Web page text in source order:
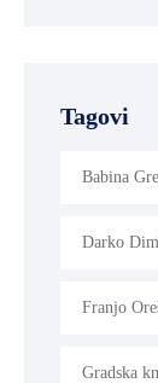
Tagovi
Babina
Darko
Franjo
Gradska